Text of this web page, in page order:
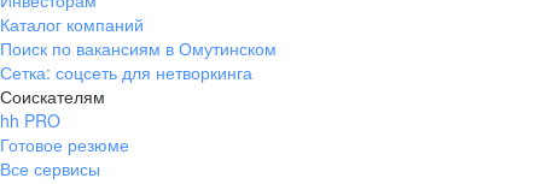
Каталог компаний
Поиск по вакансиям в Омутинском
Сетка: соцсеть для нетворкинга
Соискателям
hh PRO
Готовое резюме
Все сервисы